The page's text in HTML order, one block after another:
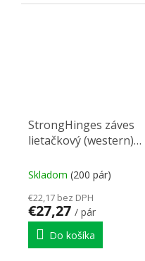
StrongHinges záves
lietačkový (western)
Skladom (200 pár)
€22,17 bez DPH
€27,27 / pár
Do košíka